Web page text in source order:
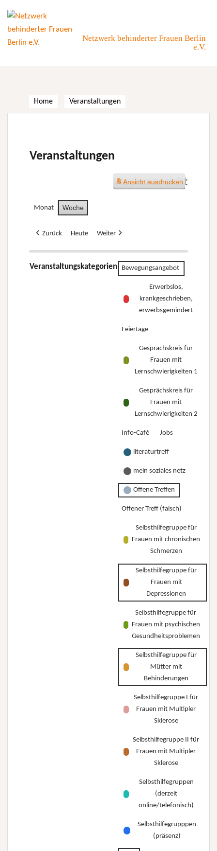
content
Netzwerk behinderter Frauen Berlin
e.V.
Home Veranstaltungen
Veranstaltungen
Wochenansicht
Monat Woche
Zurück Heute Weiter
Veranstaltungskategorien Bewegungsangebot
Erwerbslos,
krankgeschrieben,
erwerbsgemindert
Feiertage
Gesprächskreis für
Frauen mit
Lernschwierigkeiten 1
Gesprächskreis für
Frauen mit
Lernschwierigkeiten 2
Info-Café Jobs
literaturtreff
mein soziales netz
Offene Treffen
Offener Treff (falsch)
Selbsthilfegruppe für
Frauen mit chronischen
Schmerzen
Selbsthilfegruppe für
Frauen mit
Depressionen
Selbsthilfegruppe für
Frauen mit psychischen
Gesundheitsproblemen
Selbsthilfegruppe für
Mütter mit
Behinderungen
Selbsthilfegruppe I für
Frauen mit Multipler
Sklerose
Selbsthilfegruppe II für
Frauen mit Multipler
Sklerose
Selbsthilfegruppen
(derzeit
online/telefonisch)
Selbsthilfegrupppen
(präsenz)
Ansichtausdrucken